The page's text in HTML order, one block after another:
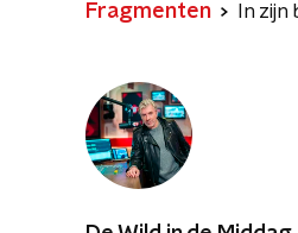
Fragmenten In